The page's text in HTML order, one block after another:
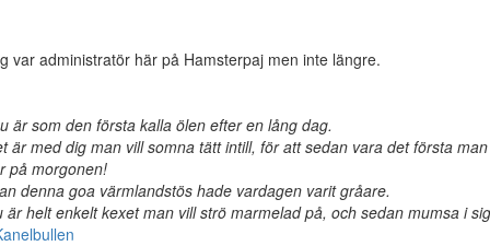
var administratör här på Hamsterpaj men inte längre.
är som den första kalla ölen efter en lång dag.
är med dig man vill somna tätt intill, för att sedan vara det första man
på morgonen!
denna goa värmlandstös hade vardagen varit gråare.
är helt enkelt kexet man vill strö marmelad på, och sedan mumsa i